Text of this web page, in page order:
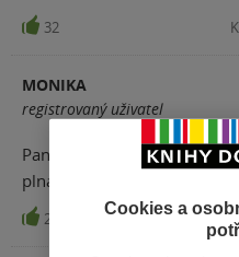
32
MONIKA
registrovaný uživatel
Panebože, jak já tuto knihu
plná dobrodružství, že
24
Cookies a